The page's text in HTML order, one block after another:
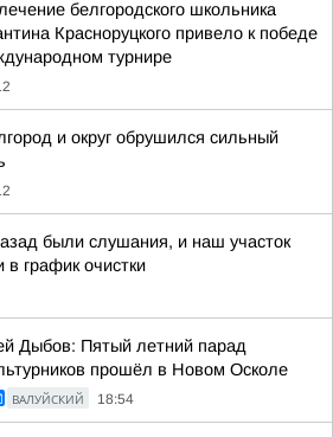
белгородского школьника
Красноруцкого привело к победе
турнире
и округ обрушился сильный
были слушания, и наш участок
в график очистки
Дыбов: Пятый летний парад
прошёл в Новом Осколе
ВАЛУЙСКИЙ 18:54